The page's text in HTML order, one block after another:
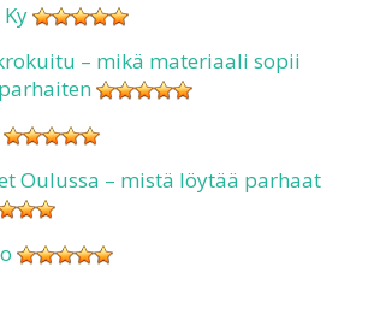
– mikä materiaali sopii
Oulussa – mistä löytää parhaat